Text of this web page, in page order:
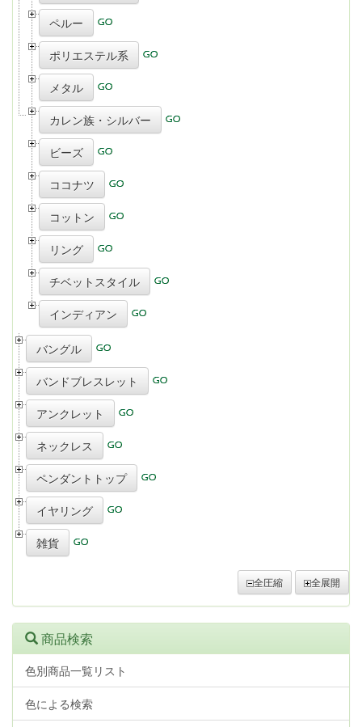
ペルー
ポリエステル系
メタル
カレン族・シルバー
ビーズ
ココナツ
コットン
リング
チベットスタイル
インディアン
バングル
バンドブレスレット
アンクレット
ネックレス
ペンダントトップ
イヤリング
雑貨
全圧縮 全展開
商品検索
色別商品一覧リスト
色による検索